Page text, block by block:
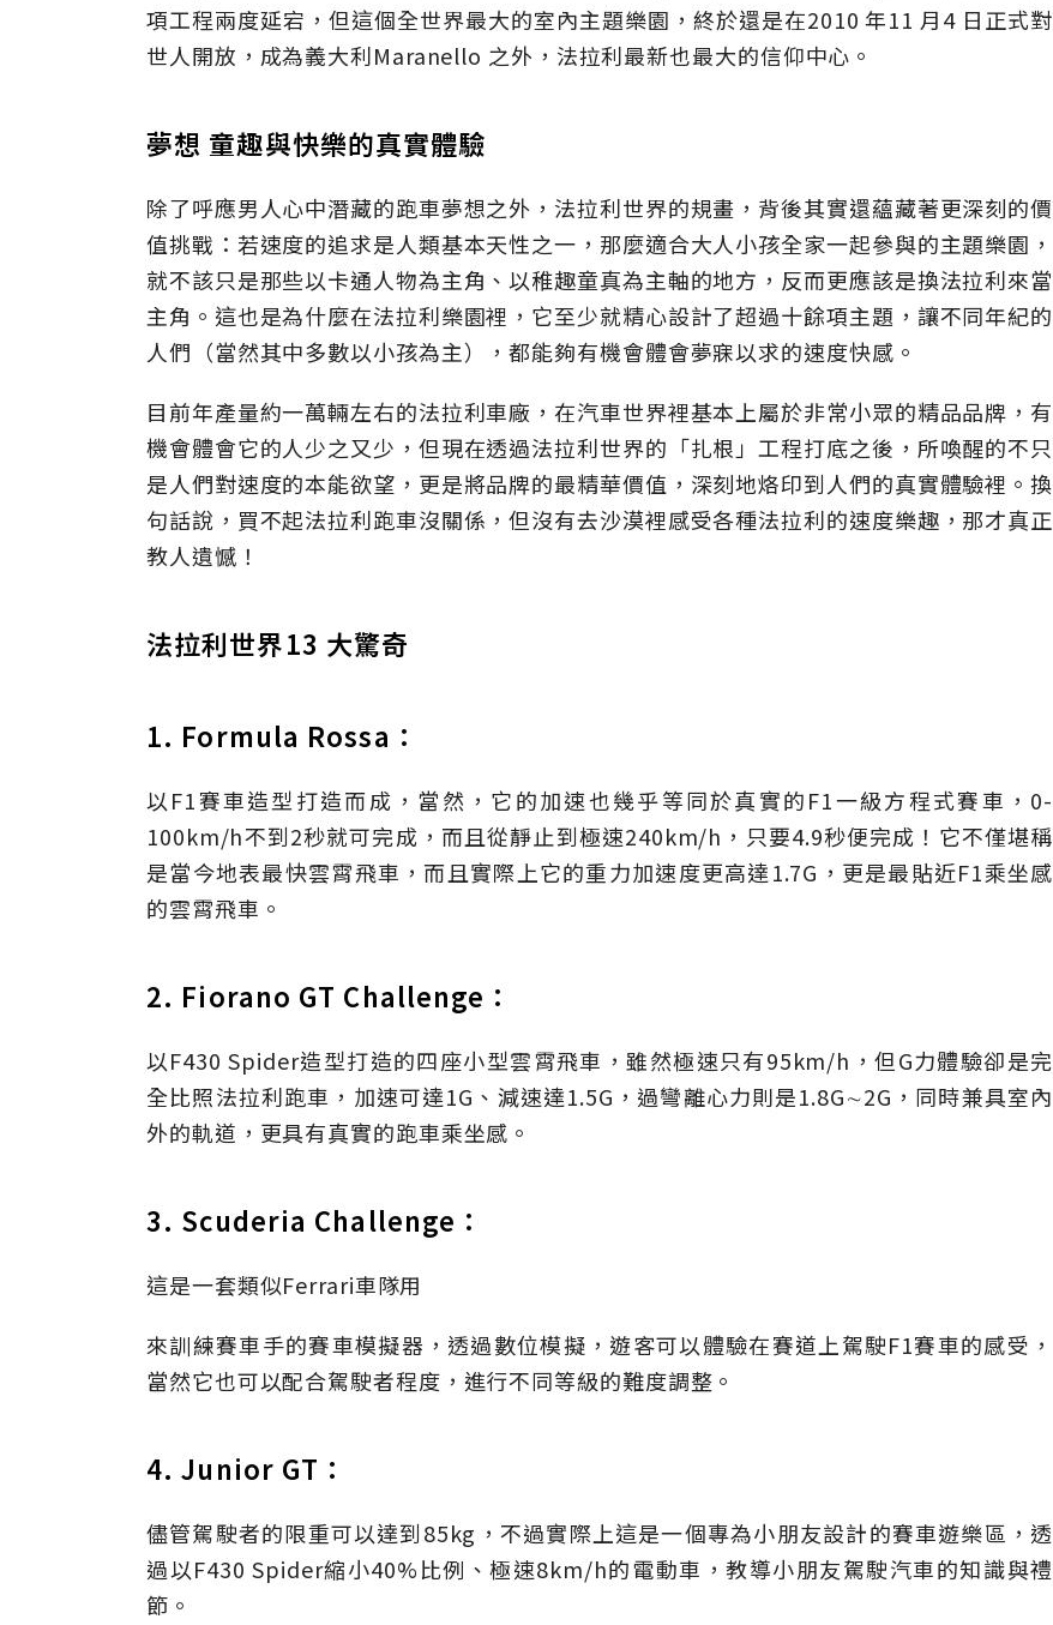
項工程兩度延宕，但這個全世界最大的室內主題樂園，終於還是在2010 年11 月4 日正式對
世人開放，成為義大利Maranello 之外，法拉利最新也最大的信仰中心。
夢想 童趣與快樂的真實體驗
除了呼應男人心中潛藏的跑車夢想之外，法拉利世界的規畫，背後其實還蘊藏著更深刻的價
值挑戰：若速度的追求是人類基本天性之一，那麼適合大人小孩全家一起參與的主題樂園，
就不該只是那些以卡通人物為主角、以稚趣童真為主軸的地方，反而更應該是換法拉利來當
主角。這也是為什麼在法拉利樂園裡，它至少就精心設計了超過十餘項主題，讓不同年紀的
人們（當然其中多數以小孩為主），都能夠有機會體會夢寐以求的速度快感。
目前年產量約一萬輛左右的法拉利車廠，在汽車世界裡基本上屬於非常小眾的精品品牌，有
機會體會它的人少之又少，但現在透過法拉利世界的「扎根」工程打底之後，所喚醒的不只
是人們對速度的本能欲望，更是將品牌的最精華價值，深刻地烙印到人們的真實體驗裡。換
句話說，買不起法拉利跑車沒關係，但沒有去沙漠裡感受各種法拉利的速度樂趣，那才真正
教人遺憾！
法拉利世界13 大驚奇
1. Formula Rossa：
以F1賽車造型打造而成，當然，它的加速也幾乎等同於真實的F1一級方程式賽車，0-
100km/h不到2秒就可完成，而且從靜止到極速240km/h，只要4.9秒便完成！它不僅堪稱
是當今地表最快雲霄飛車，而且實際上它的重力加速度更高達1.7G，更是最貼近F1乘坐感
的雲霄飛車。
2. Fiorano GT Challenge：
以F430 Spider造型打造的四座小型雲霄飛車，雖然極速只有95km/h，但G力體驗卻是完
全比照法拉利跑車，加速可達1G、減速達1.5G，過彎離心力則是1.8G∼2G，同時兼具室內
外的軌道，更具有真實的跑車乘坐感。
3. Scuderia Challenge：
這是一套類似Ferrari車隊用
來訓練賽車手的賽車模擬器，透過數位模擬，遊客可以體驗在賽道上駕駛F1賽車的感受，
當然它也可以配合駕駛者程度，進行不同等級的難度調整。
4. Junior GT：
儘管駕駛者的限重可以達到85kg，不過實際上這是一個專為小朋友設計的賽車遊樂區，透
過以F430 Spider縮小40%比例、極速8km/h的電動車，教導小朋友駕駛汽車的知識與禮
節。